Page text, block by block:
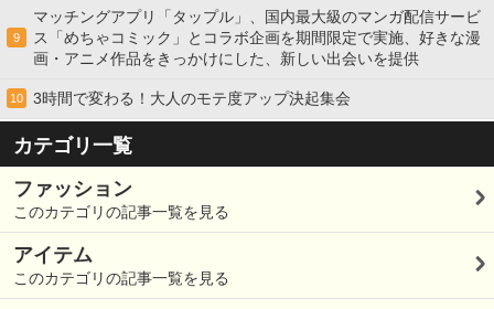
9
マッチングアプリ「タップル」、国内最大級のマンガ配信サービ
ス「めちゃコミック」とコラボ企画を期間限定で実施、好きな漫
画・アニメ作品をきっかけにした、新しい出会いを提供
10 3時間で変わる！大人のモテ度アップ決起集会
カテゴリ一覧
ファッション
このカテゴリの記事一覧を見る
アイテム
このカテゴリの記事一覧を見る